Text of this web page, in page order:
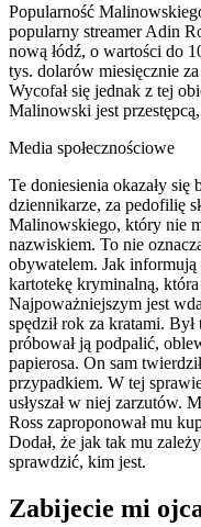
Popularność
popularny streamer Adin
nową łódź, o wartości do
tys. dolarów miesięcznie
Wycofał się jednak z tej
Malinowski jest
Media społecznościowe
Te doniesienia okazały
dziennikarze, za pedofilię
Malinowskiego, który nie
nazwiskiem. To nie
obywatelem. Jak informują
kartotekę kryminalną,
Najpoważniejszym jest
spędził rok za kratami.
próbował ją podpalić,
papierosa. On sam
przypadkiem. W tej
usłyszał w niej zarzutów.
Ross zaproponował mu
Dodał, że jak tak mu
sprawdzić, kim jest.
Zabijecie mi